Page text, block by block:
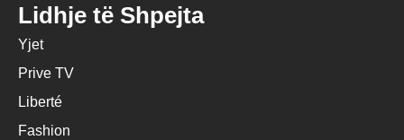
Lidhje të Shpejta
Yjet
Prive TV
Liberté
Fashion